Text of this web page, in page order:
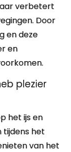
verbetert
Door
en deze
en
plezier
het ijs en
tijdens het
van het